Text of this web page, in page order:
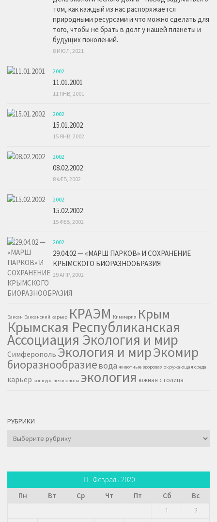
том, как каждый из нас распоряжается
природными ресурсами и что можно сделать для
того, чтобы не брать в долг у нашей планеты и
будущих поколений.
8 ИЮЛ, 2021
2002
11.01.2001
11 ЯНВ, 2001
2002
15.01.2002
15 ЯНВ, 2002
2002
08.02.2002
8 ФЕВ, 2002
2002
15.02.2002
15 ФЕВ, 2002
2002
29.04.02 — «МАРШ ПАРКОВ» И СОХРАНЕНИЕ
КРЫМСКОГО БИОРАЗНООБРАЗИЯ
29 АПР, 2002
Баксан Баксанский карьер КРАЭМ Киммерия Крым
Крымская Республиканская
Ассоциация Экология и мир
Симферополь Экология и мирЭкомир
биоразнообразие вода животные здоровая окружающая среда
карьер конкурс лесополосы экология южная столица
РУБРИКИ
Рубрики
Февраль 2020
Пн
Вт Ср Чт Пт Сб Вс
1
2